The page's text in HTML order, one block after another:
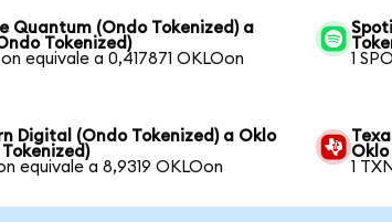
Quantum (Ondo Tokenized) a
Tokenized)
equivale a 0,417871 OKLOon
1
Digital (Ondo Tokenized) a Oklo
equivale a 8,9319 OKLOon
Oklo
1